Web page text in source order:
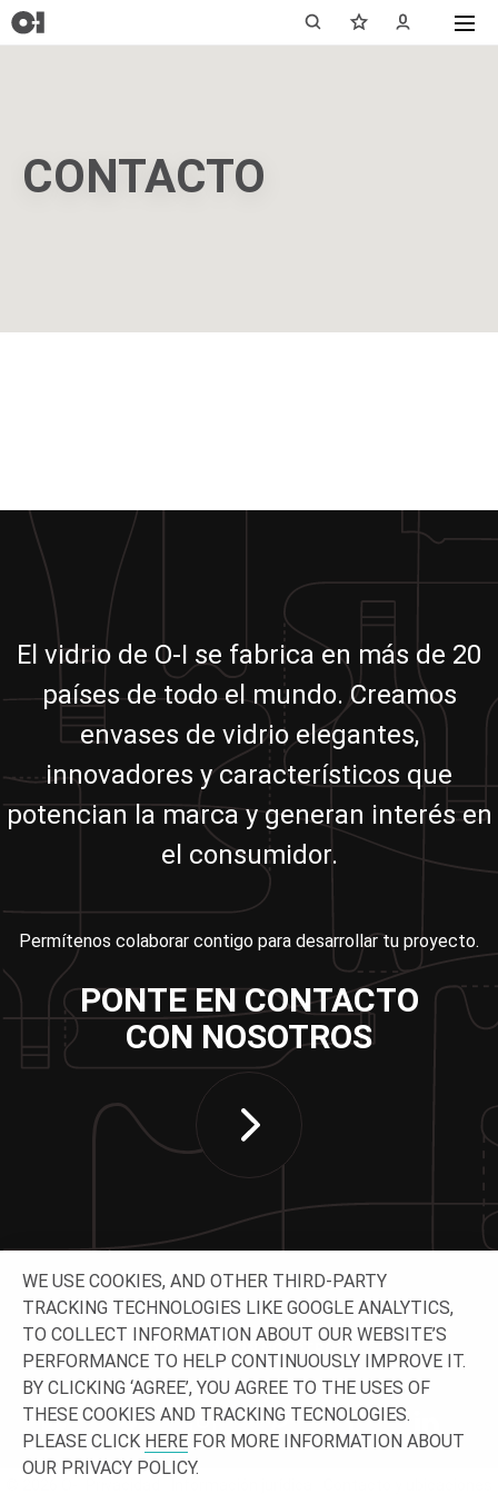
CONTACTO
El vidrio de O-I se fabrica en más de 20
países de todo el mundo. Creamos
envases de vidrio elegantes,
innovadores y característicos que
potencian la marca y generan interés en
el consumidor.
Permítenos colaborar contigo para desarrollar tu proyecto.
PONTE EN CONTACTO
CON NOSOTROS
WE USE COOKIES, AND OTHER THIRD-PARTY
TRACKING TECHNOLOGIES LIKE GOOGLE ANALYTICS,
TO COLLECT INFORMATION ABOUT OUR WEBSITE’S
PERFORMANCE TO HELP CONTINUOUSLY IMPROVE IT.
BY CLICKING ‘AGREE’, YOU AGREE TO THE USES OF
THESE COOKIES AND TRACKING TECNOLOGIES.
PLEASE CLICK HERE FOR MORE INFORMATION ABOUT
OUR PRIVACY POLICY.